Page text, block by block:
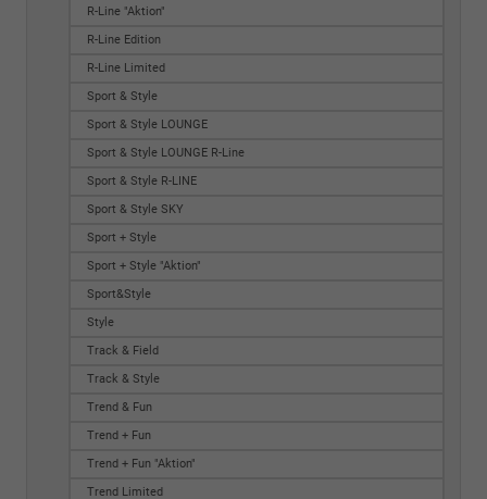
R-Line "Aktion"
R-Line Edition
R-Line Limited
Sport & Style
Sport & Style LOUNGE
Sport & Style LOUNGE R-Line
Sport & Style R-LINE
Sport & Style SKY
Sport + Style
Sport + Style "Aktion"
Sport&Style
Style
Track & Field
Track & Style
Trend & Fun
Trend + Fun
Trend + Fun "Aktion"
Trend Limited